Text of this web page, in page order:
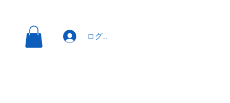
ログイン